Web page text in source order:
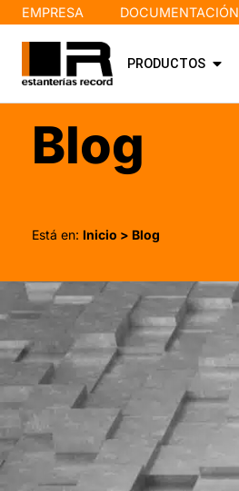
EMPRESA DOCUMENTACIÓN
PRODUCTOS
Blog
Está en: Inicio > Blog